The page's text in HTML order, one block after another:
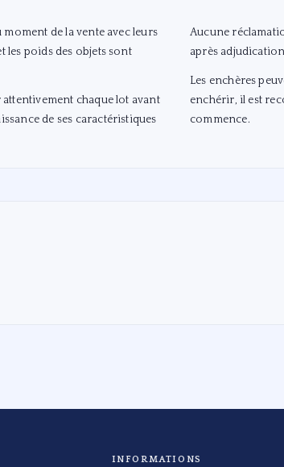
de la vente avec leurs
les poids des objets sont
chaque lot avant
de ses caractéristiques
Aucune
après
Les enchères
enchérir, il est
commence.
INFORMATIONS